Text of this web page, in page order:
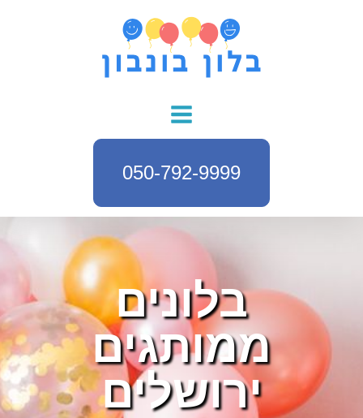
050-792-9999
בלונים
ממותגים
ירושלים